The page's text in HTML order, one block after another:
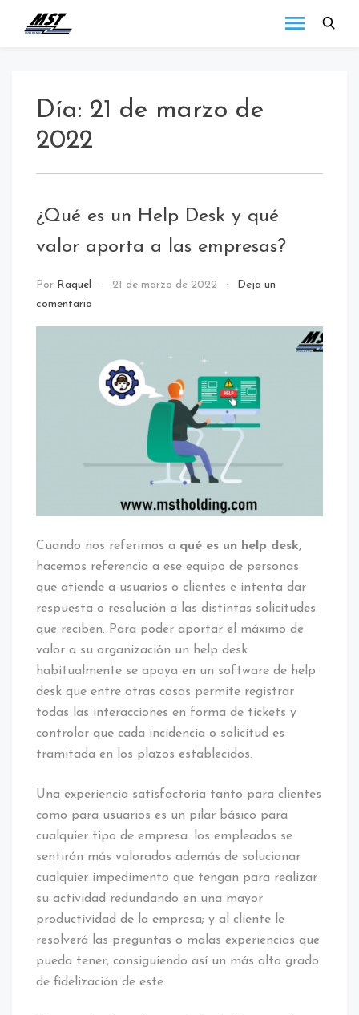
Día: 21 de marzo de
2022
¿Qué es un Help Desk y qué
valor aporta a las empresas?
Por Raquel 21 de marzo de 2022 NOTICIAS
Deja un
comentario
Cuando nos referimos a qué es un help desk,
hacemos referencia a ese equipo de personas
que atiende a usuarios o clientes e intenta dar
respuesta o resolución a las distintas solicitudes
que reciben. Para poder aportar el máximo de
valor a su organización un help desk
habitualmente se apoya en un software de help
desk que entre otras cosas permite registrar
todas las interacciones en forma de tickets y
controlar que cada incidencia o solicitud es
tramitada en los plazos establecidos.
Una experiencia satisfactoria tanto para clientes
como para usuarios es un pilar básico para
cualquier tipo de empresa: los empleados se
sentirán más valorados además de solucionar
cualquier impedimento que tengan para realizar
su actividad redundando en una mayor
productividad de la empresa; y al cliente le
resolverá las preguntas o malas experiencias que
pueda tener, consiguiendo así un más alto grado
de fidelización de este.